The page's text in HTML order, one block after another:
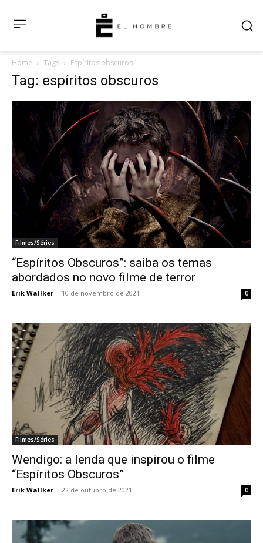
Home Tags Espíritos obscuros
Tag: espíritos obscuros
Filmes/Séries
“Espíritos Obscuros”: saiba os temas
abordados no novo filme de terror
Erik Wallker - 10 de novembro de 2021 0
Filmes/Séries
Wendigo: a lenda que inspirou o filme
“Espíritos Obscuros”
Erik Wallker - 22 de outubro de 2021 0